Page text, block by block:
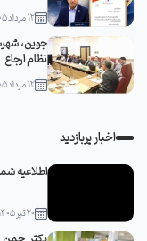
12 مرداد 1405
جوین،
نظام ارجاع
12 مرداد 1405
اخبار پربازدید
اطلاعیه شماره 5 جذب رادیوتراپ: اعلام نتایج نهایی
20 تیر 1405